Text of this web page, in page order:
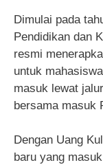
Dimulai pada
Pendidikan dan
resmi
untuk
masuk lewat
bersama masuk
Dengan Uang
baru yang